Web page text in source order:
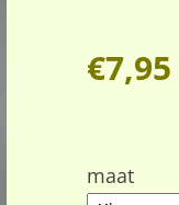
€7,95
maat